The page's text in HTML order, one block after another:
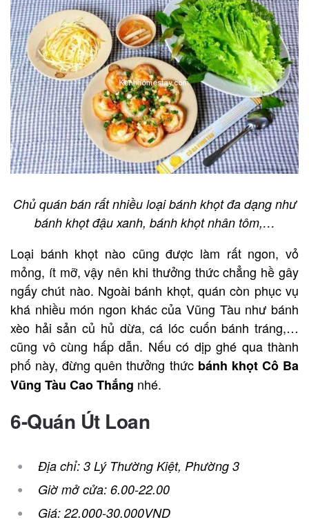
Chủ quán bán rất nhiều loại bánh khọt đa dạng như
bánh khọt đậu xanh, bánh khọt nhân tôm,…
Loại bánh khọt nào cũng được làm rất ngon, vỏ
mỏng, ít mỡ, vậy nên khi thưởng thức chẳng hề gây
ngấy chút nào. Ngoài bánh khọt, quán còn phục vụ
khá nhiều món ngon khác của Vũng Tàu như bánh
xèo hải sản củ hủ dừa, cá lóc cuốn bánh tráng,…
cũng vô cùng hấp dẫn. Nếu có dịp ghé qua thành
phố này, đừng quên thưởng thức bánh khọt Cô Ba
Vũng Tàu Cao Thắng nhé.
6-Quán Út Loan
Địa chỉ: 3 Lý Thường Kiệt, Phường 3
Giờ mở cửa: 6.00-22.00
Giá: 22.000-30.000VND